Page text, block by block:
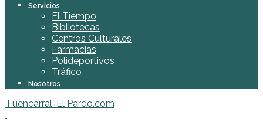
Servicios
El Tiempo
Bibliotecas
Centros Culturales
Farmacias
Polideportivos
Tráfico
Nosotros
Fuencarral-El Pardo.com